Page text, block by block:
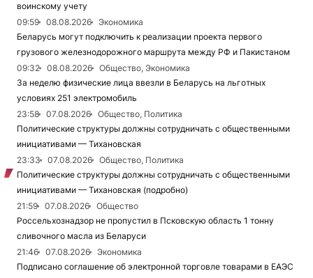
воинскому учету
09:59
08.08.2026
Экономика
Беларусь могут подключить к реализации проекта первого
грузового железнодорожного маршрута между РФ и Пакистаном
09:32
08.08.2026
Общество, Экономика
За неделю физические лица ввезли в Беларусь на льготных
условиях 251 электромобиль
23:58
07.08.2026
Общество, Политика
Политические структуры должны сотрудничать с общественными
инициативами — Тихановская
23:33
07.08.2026
Общество, Политика
Политические структуры должны сотрудничать с общественными
инициативами — Тихановская (подробно)
21:59
07.08.2026
Общество
Россельхознадзор не пропустил в Псковскую область 1 тонну
сливочного масла из Беларуси
21:46
07.08.2026
Экономика
Подписано соглашение об электронной торговле товарами в ЕАЭС